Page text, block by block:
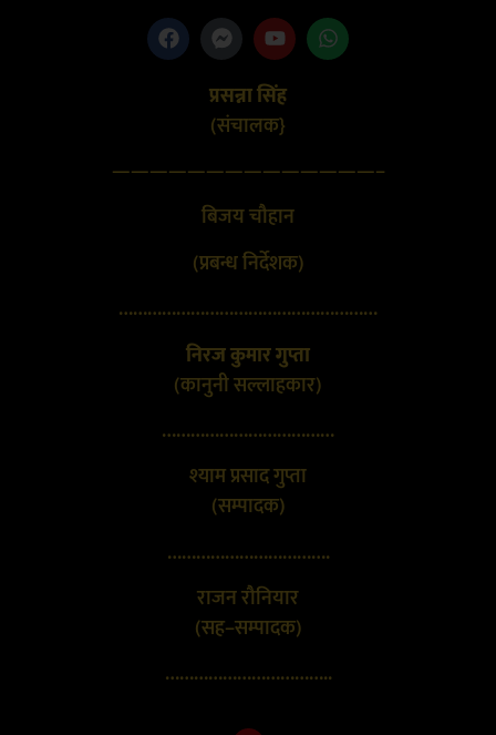
प्रसन्ना सिंह
(संचालक}
——————————————–
बिजय चौहान
(प्रबन्ध निर्देशक)
………………………………………………
निरज कुमार गुप्ता
(कानुनी सल्लाहकार)
………………………………
श्याम प्रसाद गुप्ता
(सम्पादक)
…………………………….
राजन रौनियार
(सह–सम्पादक)
……………………………..